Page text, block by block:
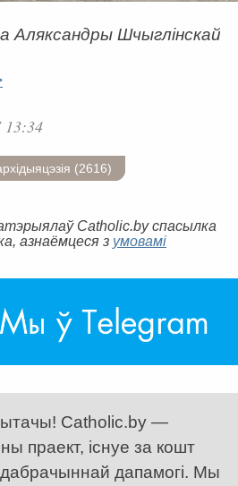
Аляксандры Шчыглінскай
13:34
(2616)
Catholic.by спасылка
азнаёмцеся з умовамі
Catholic.by —
праект, існуе за кошт
дабрачыннай дапамогі. Мы